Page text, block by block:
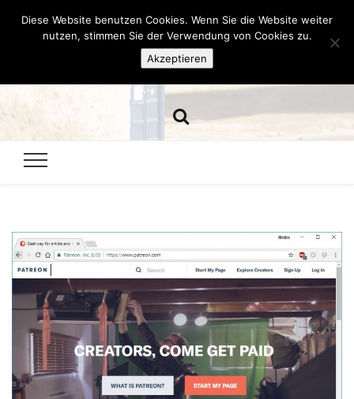
Hazamelistan
Diese Website benutzen Cookies. Wenn Sie die Website weiter
nutzen, stimmen Sie der Verwendung von Cookies zu.
Akzeptieren